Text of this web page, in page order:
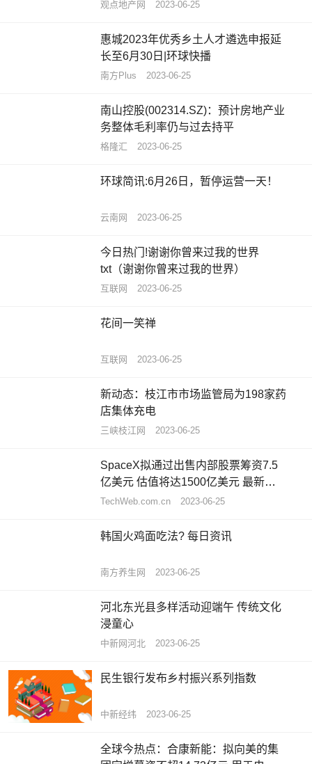
观点地产网 2023-06-25
惠城2023年优秀乡土人才遴选申报延
长至6月30日|环球快播
南方Plus 2023-06-25
南山控股(002314.SZ)：预计房地产业
务整体毛利率仍与过去持平
格隆汇 2023-06-25
环球简讯:6月26日，暂停运营一天！
云南网 2023-06-25
今日热门!谢谢你曾来过我的世界
txt（谢谢你曾来过我的世界）
互联网 2023-06-25
花间一笑禅
互联网 2023-06-25
新动态：枝江市市场监管局为198家药
店集体充电
三峡枝江网 2023-06-25
SpaceX拟通过出售内部股票筹资7.5
亿美元 估值将达1500亿美元 最新快
讯
TechWeb.com.cn 2023-06-25
韩国火鸡面吃法? 每日资讯
南方养生网 2023-06-25
河北东光县多样活动迎端午 传统文化
浸童心
中新网河北 2023-06-25
民生银行发布乡村振兴系列指数
中新经纬 2023-06-25
全球今热点：合康新能：拟向美的集